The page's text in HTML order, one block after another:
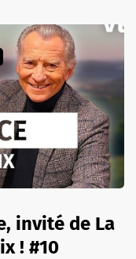
invité de La
! #10